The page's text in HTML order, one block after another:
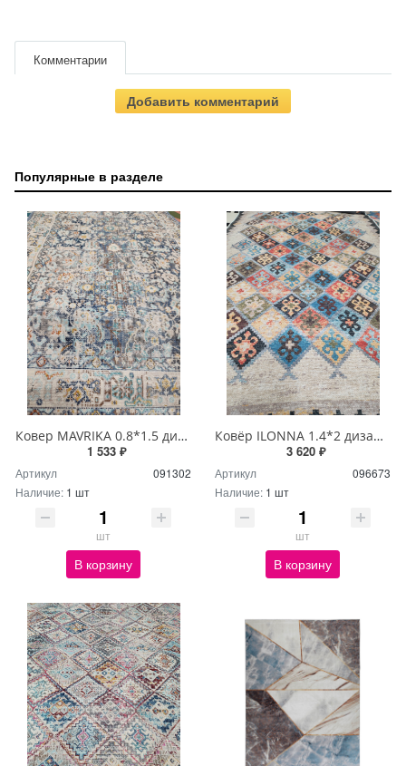
Комментарии
Добавить комментарий
Популярные в разделе
Ковер MAVRIKA 0.8*1.5 дизайн 7014A NAVY/ORANGE
1 533 ₽
Артикул
091302
Наличие: 1 шт
шт
В корзину
Ковёр ILONNA 1.4*2 дизайн AB741C CREAM/BLACK
3 620 ₽
Артикул
096673
Наличие: 1 шт
шт
В корзину